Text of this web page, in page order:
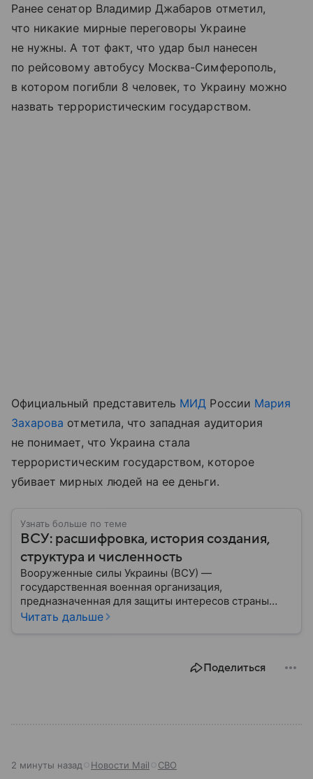
Ранее сенатор Владимир Джабаров отметил,
что никакие мирные переговоры Украине
не нужны. А тот факт, что удар был нанесен
по рейсовому автобусу Москва-Симферополь,
в котором погибли 8 человек, то Украину можно
назвать террористическим государством.
Официальный представитель МИД России Мария
Захарова отметила, что западная аудитория
не понимает, что Украина стала
террористическим государством, которое
убивает мирных людей на ее деньги.
Узнать больше по теме
ВСУ: расшифровка, история создания,
структура и численность
Вооруженные силы Украины (ВСУ) —
государственная военная организация,
предназначенная для защиты интересов страны
военным путем. Была создана после
Читать дальше
Поделиться
2 минуты назад Новости Mail СВО